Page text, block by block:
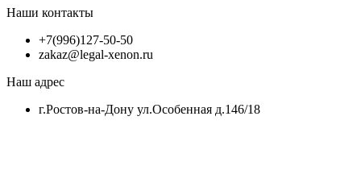
Наши контакты
+7(996)127-50-50
zakaz@legal-xenon.ru
Наш адрес
г.Ростов-на-Дону ул.Особенная д.146/18